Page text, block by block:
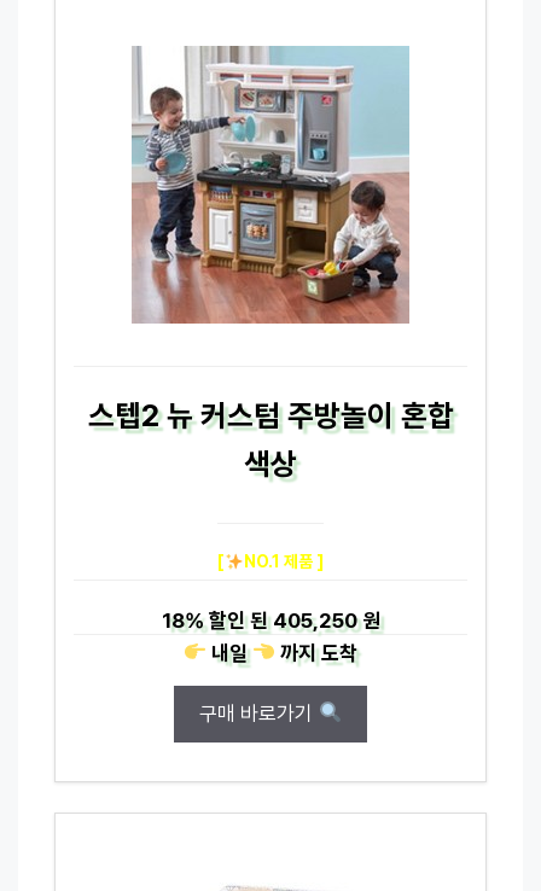
스텝2 뉴 커스텀 주방놀이 혼합
색상
[ NO.1 제품 ]
18%할인 된405,250 원
내일
까지도착
구매 바로가기